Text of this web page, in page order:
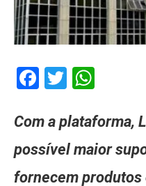
Facebook
Twitter
Com a plataforma,
possível maior
fornecem produtos